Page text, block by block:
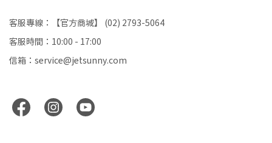
客服專線：【官方商城】 (02) 2793-5064
客服時間：10:00 - 17:00
信箱：service@jetsunny.com